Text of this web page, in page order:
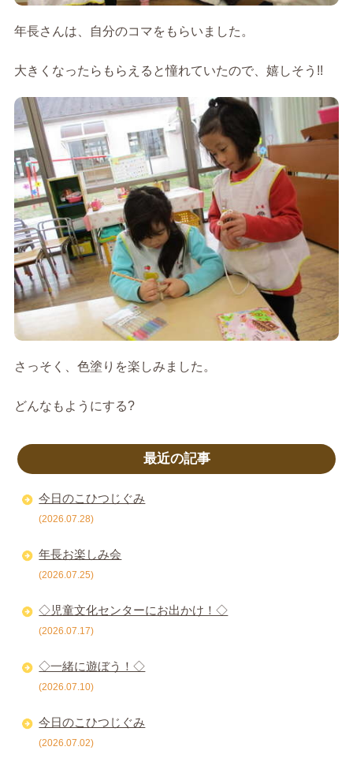
年長さんは、自分のコマをもらいました。
大きくなったらもらえると憧れていたので、嬉しそう!!
さっそく、色塗りを楽しみました。
どんなもようにする?
最近の記事
今日のこひつじぐみ
(2026.07.28)
年長お楽しみ会
(2026.07.25)
◇児童文化センターにお出かけ！◇
(2026.07.17)
◇一緒に遊ぼう！◇
(2026.07.10)
今日のこひつじぐみ
(2026.07.02)